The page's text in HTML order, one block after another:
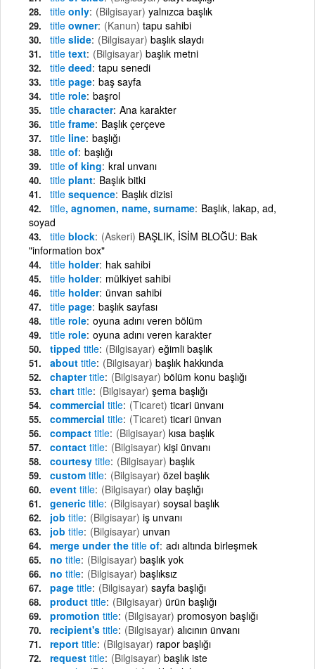
title only (Bilgisayar) yalnızca başlık
title owner (Kanun) tapu sahibi
title slide (Bilgisayar) başlık slaydı
title text (Bilgisayar) başlık metni
title deed tapu senedi
title page baş sayfa
title role başrol
title character Ana karakter
title frame Başlık çerçeve
title line başlığı
title of başlığı
title of king kral unvanı
title plant Başlık bitki
title sequence Başlık dizisi
title, agnomen, name, surname Başlık, lakap, ad,
soyad
title block (Askeri) BAŞLIK, İSİM BLOĞU: Bak
"information box"
title holder hak sahibi
title holder mülkiyet sahibi
title holder ünvan sahibi
title page başlık sayfası
title role oyuna adını veren bölüm
title role oyuna adını veren karakter
tipped title (Bilgisayar) eğimli başlık
about title (Bilgisayar) başlık hakkında
chaptertitle (Bilgisayar) bölüm konu başlığı
chart title (Bilgisayar) şema başlığı
commercial title (Ticaret) ticari ünvanı
commercial title (Ticaret) ticari ünvan
compact title (Bilgisayar) kısa başlık
contact title (Bilgisayar) kişi ünvanı
courtesy title (Bilgisayar) başlık
custom title (Bilgisayar) özel başlık
event title (Bilgisayar) olay başlığı
generic title (Bilgisayar) soysal başlık
job title (Bilgisayar) iş unvanı
job title (Bilgisayar) unvan
merge under the title of adı altında birleşmek
no title (Bilgisayar) başlık yok
no title (Bilgisayar) başlıksız
page title (Bilgisayar) sayfa başlığı
product title (Bilgisayar) ürün başlığı
promotion title (Bilgisayar) promosyon başlığı
recipient's title (Bilgisayar) alıcının ünvanı
report title (Bilgisayar) rapor başlığı
request title (Bilgisayar) başlık iste